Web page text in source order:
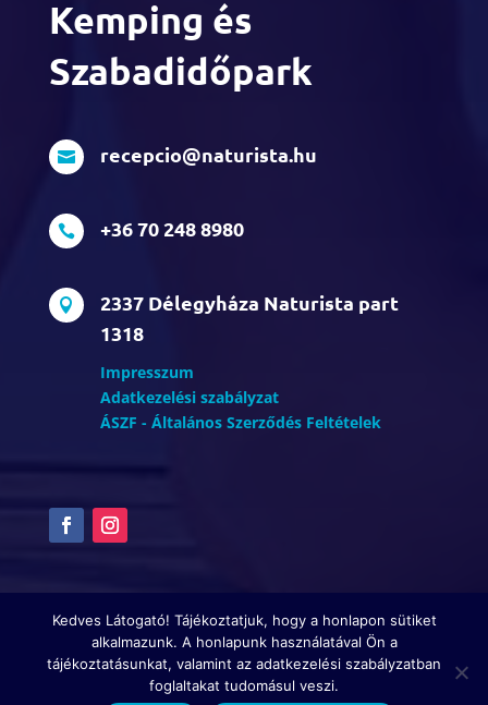
Kemping és
Szabadidőpark
 recepcio@naturista.hu
 +36 70 248 8980

2337 Délegyháza Naturista part
1318
Impresszum
Adatkezelési szabályzat
ÁSZF - Általános Szerződés Feltételek
Copyright © Magyar Naturisták Egyesülete | Minden
jog fenntartva! | |Honlapkészítés: Seoexpert
Kedves Látogató! Tájékoztatjuk, hogy a honlapon sütiket
alkalmazunk. A honlapunk használatával Ön a
tájékoztatásunkat, valamint az adatkezelési szabályzatban
foglaltakat tudomásul veszi.